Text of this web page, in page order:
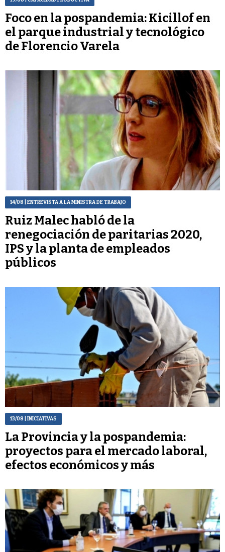
Foco en la pospandemia: Kicillof en
el parque industrial y tecnológico
de Florencio Varela
14/08 | ENTREVISTA A LA MINISTRA DE TRABAJO
Ruiz Malec habló de la
renegociación de paritarias 2020,
IPS y la planta de empleados
públicos
13/08 | INICIATIVAS
La Provincia y la pospandemia:
proyectos para el mercado laboral,
efectos económicos y más